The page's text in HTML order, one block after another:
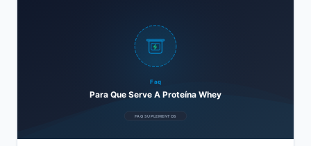
Faq
Para Que Serve A Proteína Whey
FAQ SUPLEMENTOS